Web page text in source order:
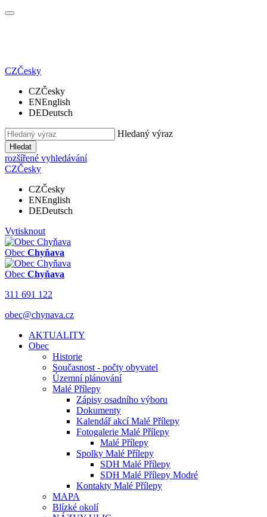
CZČesky
CZČesky
ENEnglish
DEDeutsch
Hledaný výraz
Hledat
rozšířené vyhledávání
CZČesky
CZČesky
ENEnglish
DEDeutsch
Vytisknout
Obec Chyňava
Obec Chyňava
311 691 122
obec@chynava.cz
AKTUALITY
Obec
Historie
Současnost - počty obyvatel
Územní plánování
Malé Přílepy
Zápisy osadního výboru
Dokumenty
Kalendář akcí Malé Přílepy
Fotogalerie Malé Přílepy
Malé Přílepy
Spolky Malé Přílepy
SDH Malé Přílepy
SDH Malé Přílepy Modré
Kontakty Malé Přílepy
MAPA
Blízké okolí